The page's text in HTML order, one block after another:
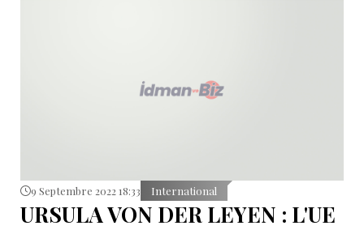
9 Septembre 2022 18:33 International
URSULA VON DER LEYEN : L'UE